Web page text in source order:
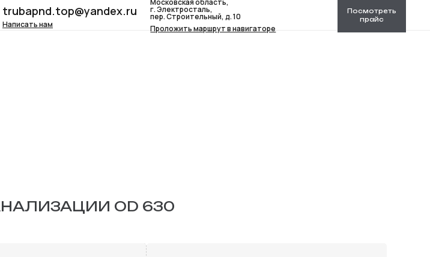
trubapnd.top@yandex.ru
Написать нам
Московская область,
г. Электросталь,
пер. Строительный, д. 10
Проложить маршрут в навигаторе
Посмотреть
прайс
OD 630